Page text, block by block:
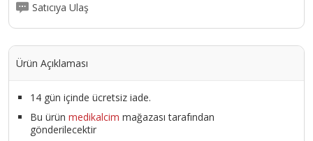
Satıcıya Ulaş
Ürün Açıklaması
14 gün içinde ücretsiz iade.
Bu ürün medikalcim mağazası tarafından
gönderilecektir